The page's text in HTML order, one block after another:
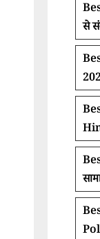
से